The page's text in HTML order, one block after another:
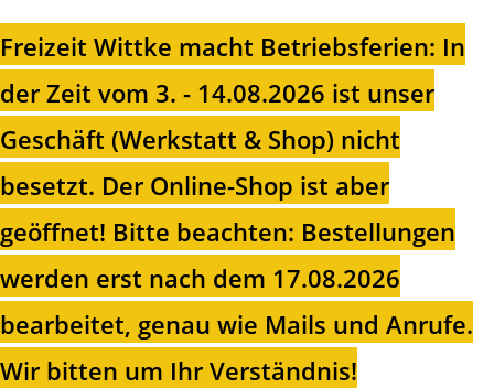
Freizeit Wittke macht Betriebsferien: In
der Zeit vom 3. - 14.08.2026 ist unser
Geschäft (Werkstatt & Shop) nicht
besetzt. Der Online-Shop ist aber
geöffnet! Bitte beachten: Bestellungen
werden erst nach dem 17.08.2026
bearbeitet, genau wie Mails und Anrufe.
Wir bitten um Ihr Verständnis!